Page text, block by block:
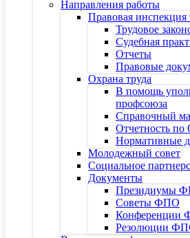
Направления работы
Правовая инспекция
Трудовое
Судебная
Отчеты
Правовые
Охрана труда
В помощь
профсоюза
Справочный
Отчетность по
Нормативные
Молодежный совет
Социальное
Документы
Президиумы
Советы ФПО
Конференции
Резолюции